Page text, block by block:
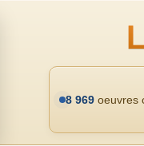
8 969 oeuvres